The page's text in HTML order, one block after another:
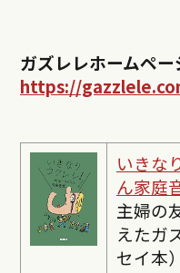
ガズレレホームペー
https://
いきな
ん家庭
主婦の
えたガ
セイ本）